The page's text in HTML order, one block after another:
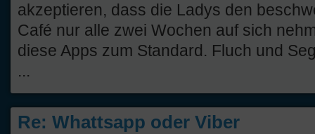
akzeptieren, dass die Ladys den
Café nur alle zwei Wochen auf sich
diese Apps zum Standard. Fluch und
...
Re: Whattsapp oder Viber